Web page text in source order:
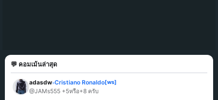
💬 คอมเม้นล่าสุด
adasdw»Cristiano Ronaldo[ws]
@JAMs555 +5หรือ+8 ครับ